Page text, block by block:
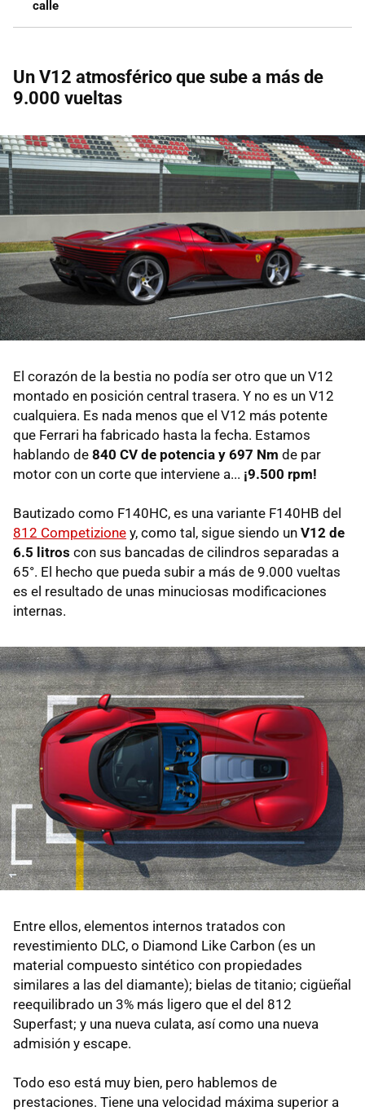
calle
Un V12 atmosférico que sube a más de
9.000 vueltas
El corazón de la bestia no podía ser otro que un V12
montado en posición central trasera. Y no es un V12
cualquiera. Es nada menos que el V12 más potente
que Ferrari ha fabricado hasta la fecha. Estamos
hablando de 840 CV de potencia y 697 Nm de par
motor con un corte que interviene a... ¡9.500 rpm!
Bautizado como F140HC, es una variante F140HB del
812 Competizione y, como tal, sigue siendo un V12 de
6.5 litros con sus bancadas de cilindros separadas a
65°. El hecho que pueda subir a más de 9.000 vueltas
es el resultado de unas minuciosas modificaciones
internas.
Entre ellos, elementos internos tratados con
revestimiento DLC, o Diamond Like Carbon (es un
material compuesto sintético con propiedades
similares a las del diamante); bielas de titanio; cigüeñal
reequilibrado un 3% más ligero que el del 812
Superfast; y una nueva culata, así como una nueva
admisión y escape.
Todo eso está muy bien, pero hablemos de
prestaciones. Tiene una velocidad máxima superior a